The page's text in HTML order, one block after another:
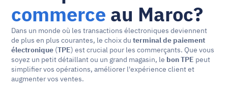
commerce au Maroc?
Dans un monde où les transactions électroniques deviennent
de plus en plus courantes, le choix du terminal de paiement
électronique (TPE) est crucial pour les commerçants. Que vous
soyez un petit détaillant ou un grand magasin, le bon TPE peut
simplifier vos opérations, améliorer l'expérience client et
augmenter vos ventes.